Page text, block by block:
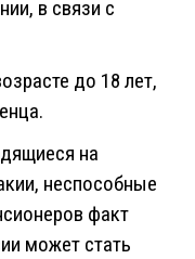
в связи с
до 18 лет,
на
неспособные
факт
может стать